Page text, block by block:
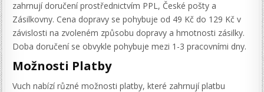
zahrnují doručení prostřednictvím PPL, České pošty a
Zásilkovny. Cena dopravy se pohybuje od 49 Kč do 129 Kč v
závislosti na zvoleném způsobu dopravy a hmotnosti zásilky.
Doba doručení se obvykle pohybuje mezi 1-3 pracovními dny.
Možnosti Platby
Vuch nabízí různé možnosti platby, které zahrnují platbu